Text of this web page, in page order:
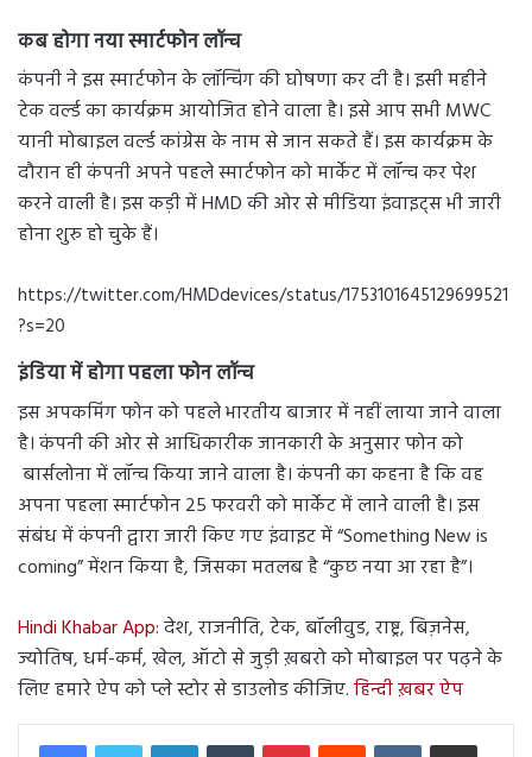
कब होगा नया स्मार्टफोन लॉन्च
कंपनी ने इस स्मार्टफोन के लॉन्चिंग की घोषणा कर दी है। इसी महीने
टेक वर्ल्ड का कार्यक्रम आयोजित होने वाला है। इसे आप सभी MWC
यानी मोबाइल वर्ल्ड कांग्रेस के नाम से जान सकते हैं। इस कार्यक्रम के
दौरान ही कंपनी अपने पहले स्मार्टफोन को मार्केट में लॉन्च कर पेश
करने वाली है। इस कड़ी में HMD की ओर से मीडिया इंवाइट्स भी जारी
होना शुरु हो चुके हैं।
https://twitter.com/HMDdevices/status/1753101645129699521
?s=20
इंडिया में होगा पहला फोन लॉन्च
इस अपकमिंग फोन को पहले भारतीय बाजार में नहीं लाया जाने वाला
है। कंपनी की ओर से आधिकारीक जानकारी के अनुसार फोन को
बार्सलोना में लॉन्च किया जाने वाला है। कंपनी का कहना है कि वह
अपना पहला स्मार्टफोन 25 फरवरी को मार्केट में लाने वाली है। इस
संबंध में कंपनी द्वारा जारी किए गए इंवाइट में “Something New is
coming” मेंशन किया है, जिसका मतलब है “कुछ नया आ रहा है”।
Hindi Khabar App:देश, राजनीति, टेक, बॉलीवुड, राष्ट्र, बिज़नेस,
ज्योतिष, धर्म-कर्म, खेल, ऑटो से जुड़ी ख़बरो को मोबाइल पर पढ़ने के
लिए हमारे ऐप को प्ले स्टोर से डाउलोड कीजिए.हिन्दी ख़बर ऐप
LinkedInTumblr PinterestReddit VKontakteShare via Email